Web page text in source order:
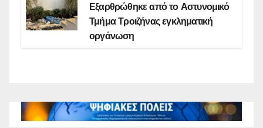
Εξαρθρώθηκε από το Αστυνομικό
Τμήμα Τροιζήνας εγκληματική
οργάνωση